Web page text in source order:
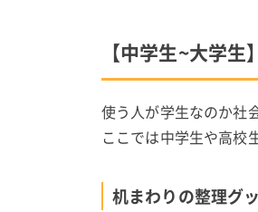
【中学生~大学
使う人が学生なのか社
ここでは中学生や高校
机まわりの整理グ